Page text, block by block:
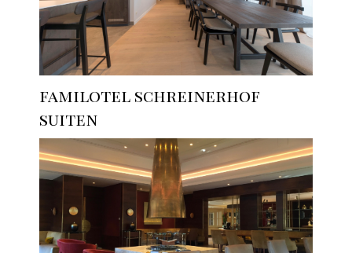
familotel schreinerhof
suiten